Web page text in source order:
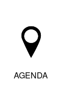
AGENDA